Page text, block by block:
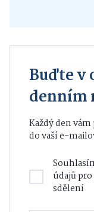
Buďte v
denním
Každý den
do vaší e-
údajů
sdělení